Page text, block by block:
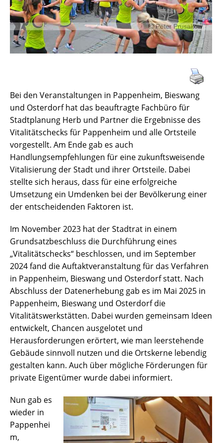
Bei den Veranstaltungen in Pappenheim, Bieswang
und Osterdorf hat das beauftragte Fachbüro für
Stadtplanung Herb und Partner die Ergebnisse des
Vitalitätschecks für Pappenheim und alle Ortsteile
vorgestellt. Am Ende gab es auch
Handlungsempfehlungen für eine zukunftsweisende
Vitalisierung der Stadt und ihrer Ortsteile. Dabei
stellte sich heraus, dass für eine erfolgreiche
Umsetzung ein Umdenken bei der Bevölkerung einer
der entscheidenden Faktoren ist.
Im November 2023 hat der Stadtrat in einem
Grundsatzbeschluss die Durchführung eines
„Vitalitätschecks“ beschlossen, und im September
2024 fand die Auftaktveranstaltung für das Verfahren
in Pappenheim, Bieswang und Osterdorf statt. Nach
Abschluss der Datenerhebung gab es im Mai 2025 in
Pappenheim, Bieswang und Osterdorf die
Vitalitätswerkstätten. Dabei wurden gemeinsam Ideen
entwickelt, Chancen ausgelotet und
Herausforderungen erörtert, wie man leerstehende
Gebäude sinnvoll nutzen und die Ortskerne lebendig
gestalten kann. Auch über mögliche Förderungen für
private Eigentümer wurde dabei informiert.
Nun gab es
wieder in
Pappenhei
m,